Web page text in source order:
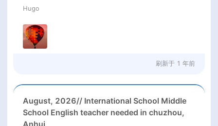
Hugo
刷新于 1 年前
August, 2026// International School Middle
School English teacher needed in chuzhou,